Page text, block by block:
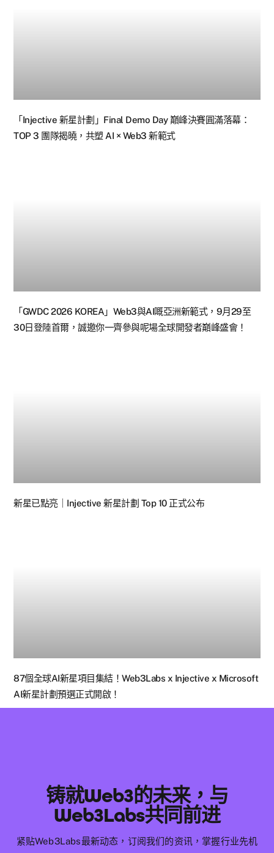
「Injective 新星計劃」Final Demo Day 巔峰決賽圓滿落幕：
TOP 3 團隊揭曉，共塑 AI × Web3 新範式
「GWDC 2026 KOREA」Web3與AI嘅亞洲新範式，9月29至
30日登陸首爾，誠邀你一齊參與呢場全球開發者巔峰盛會！
新星已點亮｜Injective 新星計劃 Top 10 正式公布
87個全球AI新星項目集結！Web3Labs x Injective x Microsoft
AI新星計劃預選正式開啟！
铸就Web3的未来，与
Web3Labs共同前进
紧贴Web3Labs最新动态，订阅我们的资讯，掌握行业先机